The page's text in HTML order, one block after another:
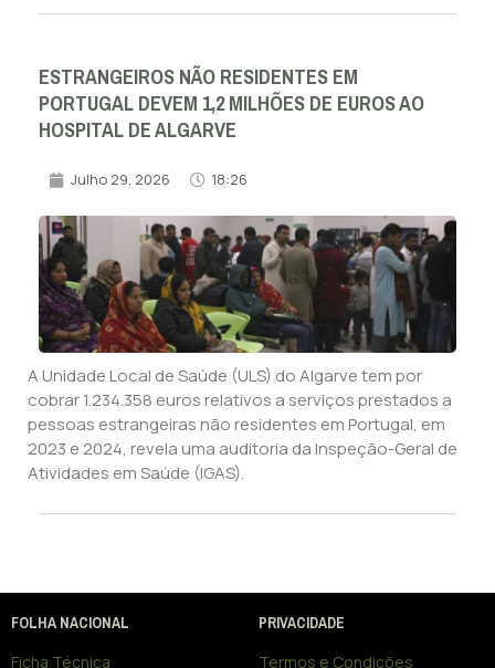
ESTRANGEIROS NÃO RESIDENTES EM
PORTUGAL DEVEM 1,2 MILHÕES DE EUROS AO
HOSPITAL DE ALGARVE
Julho 29, 2026 18:26
A Unidade Local de Saúde (ULS) do Algarve tem por
cobrar 1.234.358 euros relativos a serviços prestados a
pessoas estrangeiras não residentes em Portugal, em
2023 e 2024, revela uma auditoria da Inspeção-Geral de
Atividades em Saúde (IGAS).
FOLHA NACIONAL
Ficha Técnica
PRIVACIDADE
Termos e Condições